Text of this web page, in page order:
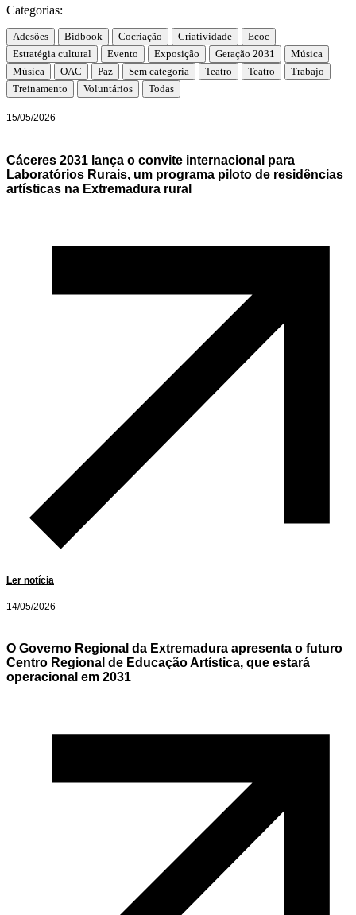
Categorias:
Adesões Bidbook Cocriação Criatividade
Ecoc
Estratégia cultural
Evento Exposição Geração 2031
Música
Música
OAC Paz Sem categoria Teatro Teatro
Trabajo
Treinamento
Voluntários Todas
15/05/2026
Cáceres 2031 lança o convite internacional para
Laboratórios Rurais, um programa piloto de residências
artísticas na Extremadura rural
Ler notícia
14/05/2026
O Governo Regional da Extremadura apresenta o futuro
Centro Regional de Educação Artística, que estará
operacional em 2031